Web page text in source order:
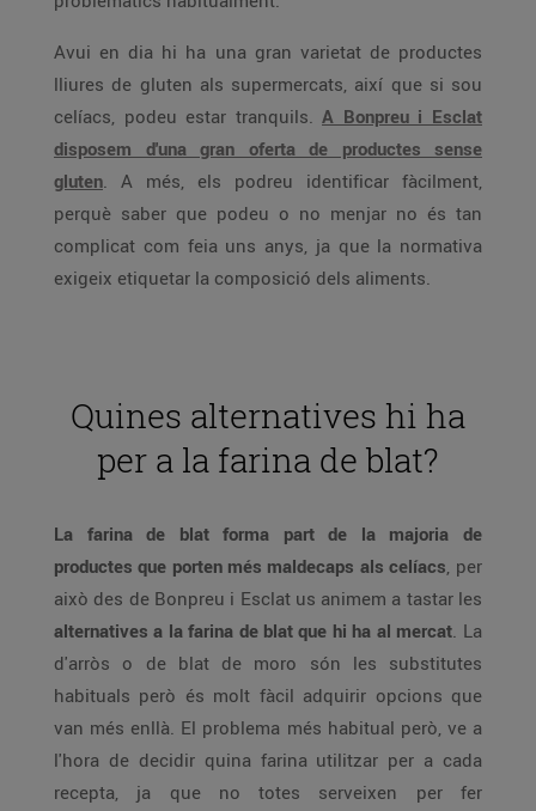
Avui en dia hi ha una gran varietat de productes
lliures de gluten als supermercats, així que si sou
celíacs, podeu estar tranquils. A Bonpreu i Esclat
disposem d'una gran oferta de productes sense
gluten. A més, els podreu identificar fàcilment,
perquè saber que podeu o no menjar no és tan
complicat com feia uns anys, ja que la normativa
exigeix etiquetar la composició dels aliments.
Quines alternatives hi ha
per a la farina de blat?
La farina de blat forma part de la majoria de
productes que porten més maldecaps als celíacs, per
això des de Bonpreu i Esclat us animem a tastar les
alternatives a la farina de blat que hi ha al mercat. La
d'arròs o de blat de moro són les substitutes
habituals però és molt fàcil adquirir opcions que
van més enllà. El problema més habitual però, ve a
l'hora de decidir quina farina utilitzar per a cada
recepta, ja que no totes serveixen per fer